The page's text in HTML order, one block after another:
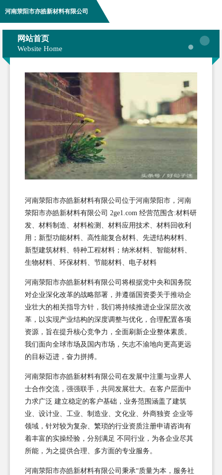
河南荥阳市亦皓新材料有限公司
网站首页
Website Home
河南荥阳市亦皓新材料有限公司位于河南荥阳市，河南
荥阳市亦皓新材料有限公司 2ge1.com 经营范围含:材料研
发、材料制造、材料检测、材料应用技术、材料回收利
用；新型功能材料、高性能复合材料、先进结构材料、
新型建筑材料、特种工程材料；纳米材料、智能材料、
生物材料、环保材料、节能材料、电子材料
河南荥阳市亦皓新材料有限公司将根据党中央和国务院
对企业深化改革的战略部署，并遵循国资委关于推动企
业壮大的相关指导方针，我们将持续推进企业深层次改
革，以实现产业结构的深度调整与优化，合理配置各项
资源，旨在提升核心竞争力，全面刷新企业整体素质。
我们面向全球市场及国内市场，矢志不渝地向更高更远
的目标迈进，奋力拼搏。
河南荥阳市亦皓新材料有限公司在发展中注重与业界人
士合作交流，强强联手，共同发展壮大。在客户层面中
力求广泛 建立稳定的客户基础，业务范围涵盖了建筑
业、设计业、工业、制造业、文化业、外商独资 企业等
领域，针对较为复杂、繁琐的行业资质注册申请咨询有
着丰富的实操经验，分别满足 不同行业，为各企业尽其
所能，为之提供合理、多方面的专业服务。
河南荥阳市亦皓新材料有限公司秉承“质量为本，服务社